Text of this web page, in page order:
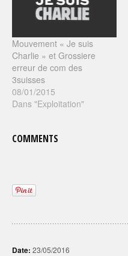
Mouvement « Je suis
Charlie » et Grossiere
erreur de com des
3suisses
08/01/2015
Dans "Exploitation"
COMMENTS
Date: 23/05/2016